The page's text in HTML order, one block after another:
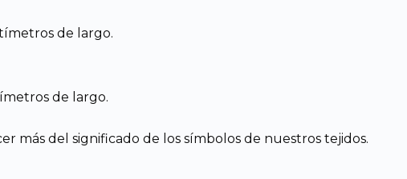
de largo.
de largo.
más del significado de los símbolos de nuestros tejidos.